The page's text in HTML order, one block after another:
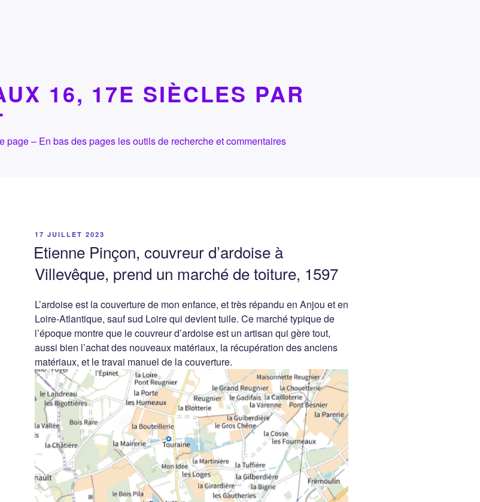
16, 17E SIÈCLES PAR
– En bas des pages les outils de recherche et commentaires
PUBLIÉ
17 JUILLET 2023
Etienne Pinçon, couvreur d’ardoise à
Villevêque, prend un marché de toiture, 1597
L’ardoise est la couverture de mon enfance, et très répandu en Anjou et en
Loire-Atlantique, sauf sud Loire qui devient tuile. Ce marché typique de
l’époque montre que le couvreur d’ardoise est un artisan qui gère tout,
aussi bien l’achat des nouveaux matériaux, la récupération des anciens
matériaux, et le travai manuel de la couverture.